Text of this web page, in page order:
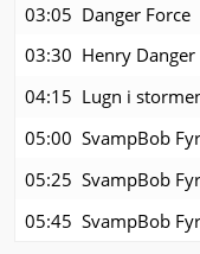
03:05 Danger Force
03:30 Henry Danger
04:15 Lugn i
05:00 SvampBob
05:25 SvampBob
05:45 SvampBob